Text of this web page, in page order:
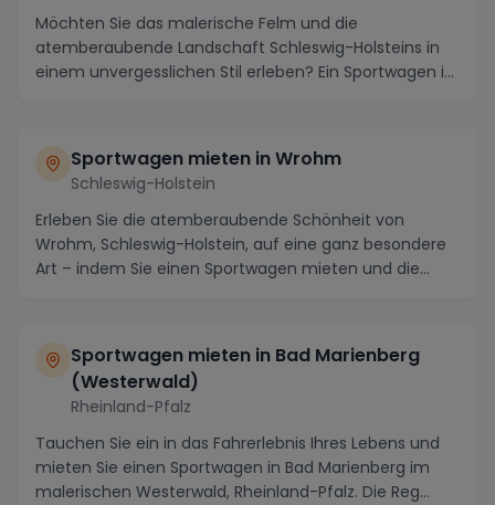
Möchten Sie das malerische Felm und die
atemberaubende Landschaft Schleswig-Holsteins in
einem unvergesslichen Stil erleben? Ein Sportwagen ist
Sportwagen mieten in Wrohm
Schleswig-Holstein
Erleben Sie die atemberaubende Schönheit von
Wrohm, Schleswig-Holstein, auf eine ganz besondere
Art – indem Sie einen Sportwagen mieten und die
Sportwagen mieten in Bad Marienberg
(Westerwald)
Rheinland-Pfalz
Tauchen Sie ein in das Fahrerlebnis Ihres Lebens und
mieten Sie einen Sportwagen in Bad Marienberg im
malerischen Westerwald, Rheinland-Pfalz. Die Reg...